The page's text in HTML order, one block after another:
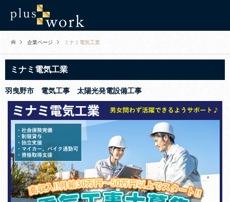
企業ページ ミナミ電気工業
ミナミ電気工業
羽曳野市 電気工事 太陽光発電設備工事